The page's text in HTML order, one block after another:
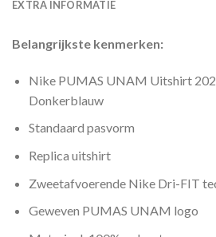
EXTRA INFORMATIE
Belangrijkste kenmerken:
Nike PUMAS UNAM Uitshirt
Donkerblauw
Standaard pasvorm
Replica uitshirt
Zweetafvoerende Nike Dri-FIT
Geweven PUMAS UNAM logo